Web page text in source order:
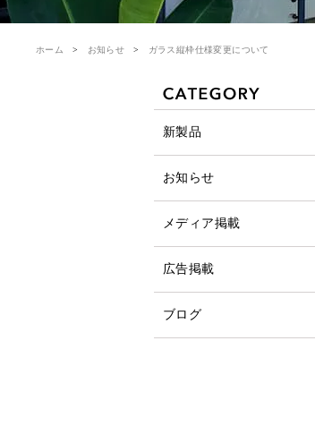
ホーム お知らせ ガラス縦枠仕様変更について
新製品
お知らせ
メディア掲載
広告掲載
ブログ